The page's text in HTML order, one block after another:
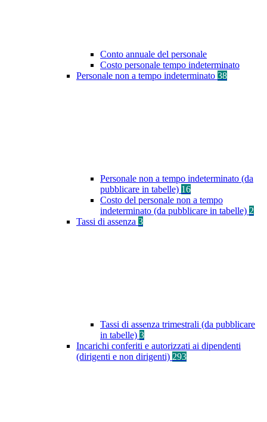
Conto annuale del personale
Costo personale tempo indeterminato
Personale non a tempo indeterminato 38
Personale non a tempo indeterminato (da
pubblicare in tabelle) 16
Costo del personale non a tempo
indeterminato (da pubblicare in tabelle) 2
Tassi di assenza 3
Tassi di assenza trimestrali (da pubblicare
in tabelle) 3
Incarichi conferiti e autorizzati ai dipendenti
(dirigenti e non dirigenti) 293